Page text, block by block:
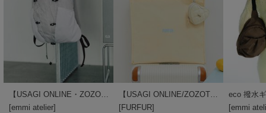
スナイデル ホーム
ソフェル
SOMEWHERE BUTTER.
SORIN
ソリン
【USAGI ONLINE・ZOZO限定カラーあり】パッカブルバックパック/撥水
[emmi atelier]
[FURFUR]
[emmi